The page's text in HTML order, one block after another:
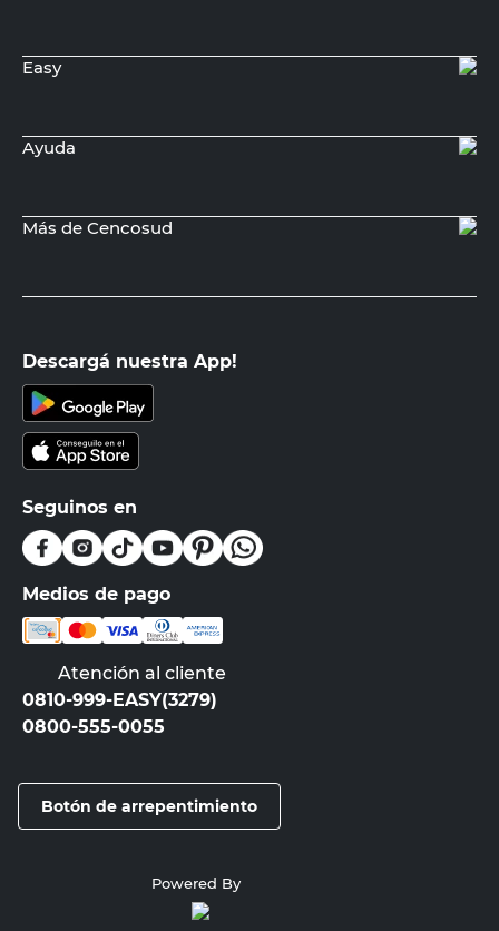
Easy
Ayuda
Más de Cencosud
Descargá nuestra App!
Seguinos en
Medios de pago
Atención al cliente
0810-999-EASY(3279)
0800-555-0055
Botón de arrepentimiento
Powered By